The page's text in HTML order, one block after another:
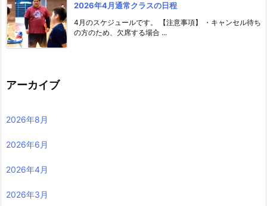
2026年4月通常クラスの日程
4月のスケジュールです。 【注意事項】 ・キャンセル待ち
の方のため、欠席する場合 ...
アーカイブ
2026年8月
2026年6月
2026年4月
2026年3月